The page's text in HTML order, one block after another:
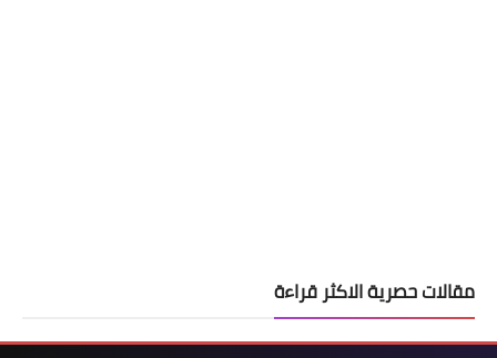
مقالات حصرية الاكثر قراءة